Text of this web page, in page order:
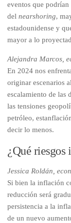
eventos que
del nearshoring,
estadounidense y
mayor a lo
Alejandra Marcos,
En 2024 nos
originar escenarios
escalamiento de las
las tensiones
petróleo,
decir lo menos.
¿Qué
Jessica Roldán,
Si bien la inflación
reducción será
persistencia a la
de un nuevo